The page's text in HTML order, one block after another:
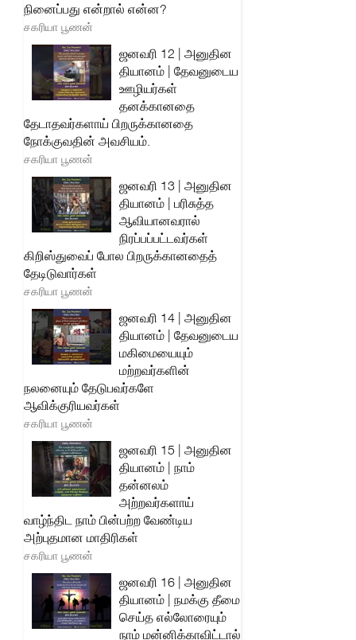
நினைப்பது என்றால் என்ன?
சகரியா பூணன்
ஜனவரி 12 | அனுதின
தியானம் | தேவனுடைய
ஊழியர்கள்
தனக்கானதை
தேடாதவர்களாய் பிறருக்கானதை
நோக்குவதின் அவசியம்.
சகரியா பூணன்
ஜனவரி 13 | அனுதின
தியானம் | பரிசுத்த
ஆவியானவரால்
நிரப்பப்பட்டவர்கள்
கிறிஸ்துவைப் போல பிறருக்கானதைத்
தேடிடுவார்கள்
சகரியா பூணன்
ஜனவரி 14 | அனுதின
தியானம் | தேவனுடைய
மகிமையையும்
மற்றவர்களின்
நலனையும் தேடுபவர்களே
ஆவிக்குரியவர்கள்
சகரியா பூணன்
ஜனவரி 15 | அனுதின
தியானம் | நாம்
தன்னலம்
அற்றவர்களாய்
வாழ்ந்திட நாம் பின்பற்ற வேண்டிய
அற்புதமான மாதிரிகள்
சகரியா பூணன்
ஜனவரி 16 | அனுதின
தியானம் | நமக்கு தீமை
செய்த எல்லோரையும்
நாம் மன்னிக்காவிட்டால்